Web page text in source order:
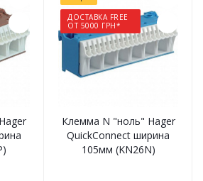
ДОСТАВКА FREE
ОТ 5000 ГРН*
Клемма N "ноль" Hager
QuickConnect ширина
105мм (KN26N)